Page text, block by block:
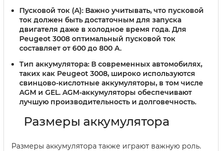
Пусковой ток (A): Важно учитывать, что пусковой
ток должен быть достаточным для запуска
двигателя даже в холодное время года. Для
Peugeot 3008 оптимальный пусковой ток
составляет от 600 до 800 А.
Тип аккумулятора: В современных автомобилях,
таких как Peugeot 3008, широко используются
свинцово-кислотные аккумуляторы, в том числе
AGM и GEL. AGM-аккумуляторы обеспечивают
лучшую производительность и долговечность.
Размеры аккумулятора
Размеры аккумулятора также играют важную роль.